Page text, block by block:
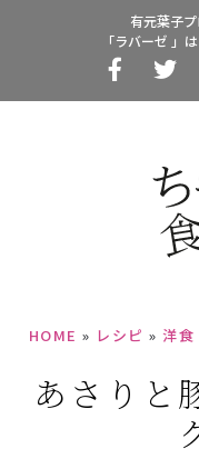
有元葉子
「ラバーゼ 」
HOME » レシピ » 洋食
あさりと